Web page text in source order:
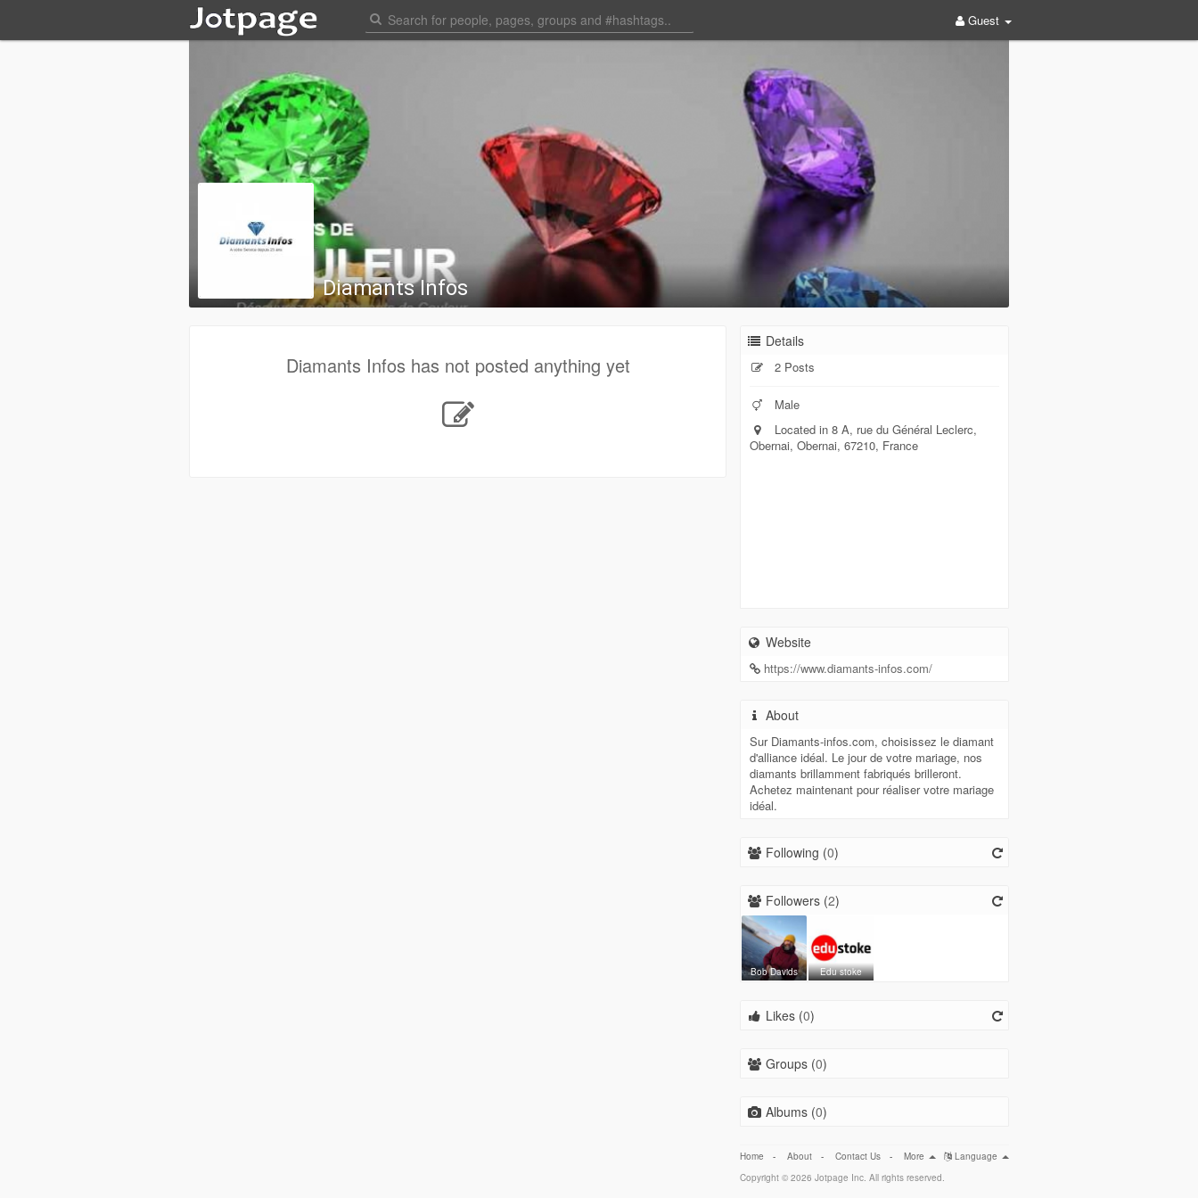
Guest
Diamants Infos
Diamants Infos has not posted anything yet
Details
2 Posts
Male
Located in 8 A, rue du Général Leclerc,
Obernai, Obernai, 67210, France
Website
https://www.diamants-infos.com/
About
Sur Diamants-infos.com, choisissez le diamant
d'alliance idéal. Le jour de votre mariage, nos
diamants brillamment fabriqués brilleront.
Achetez maintenant pour réaliser votre mariage
idéal.
Following (0)
Followers (2)
Bob Davids Edu stoke
Likes (0)
Groups (0)
Albums (0)
Home - About - Contact Us - More
Language
Copyright © 2026 Jotpage Inc. All rights reserved.